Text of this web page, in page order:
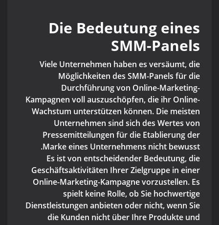
Die Bedeutung eines
SMM-Panels
Viele Unternehmen haben es versäumt, die
Möglichkeiten des SMM-Panels für die
Durchführung von Online-Marketing-
Kampagnen voll auszuschöpfen, die ihr Online-
Wachstum unterstützen können. Die meisten
Unternehmen sind sich des Wertes von
Pressemitteilungen für die Etablierung der
Marke eines Unternehmens nicht bewusst.
Es ist von entscheidender Bedeutung, die
Geschäftsaktivitäten Ihrer Zielgruppe in einer
Online-Marketing-Kampagne vorzustellen. Es
spielt keine Rolle, ob Sie hochwertige
Dienstleistungen anbieten oder nicht, wenn Sie
die Kunden nicht über Ihre Produkte und